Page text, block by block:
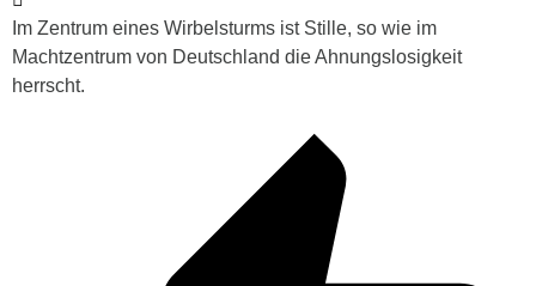
Im Zentrum eines Wirbelsturms ist Stille, so wie im
Machtzentrum von Deutschland die Ahnungslosigkeit
herrscht.